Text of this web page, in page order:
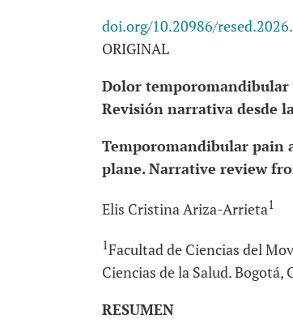
doi.org/10.20986/
ORIGINAL
Dolor
Revisión narrativa desde
Temporomandibular
plane. Narrative review
Elis Cristina Ariza-Arrieta1
1Facultad de Ciencias del
Ciencias de la Salud. Bogotá,
RESUMEN